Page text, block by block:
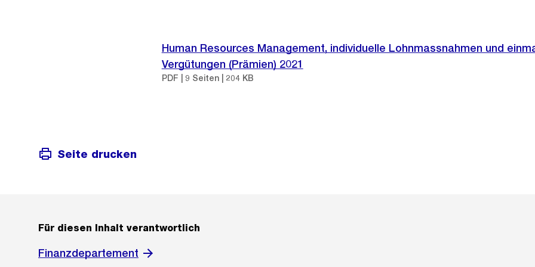
Human Resources Management, individuelle Lohnmassnahmen und
Vergütungen (Prämien) 2021
PDF | 9 Seiten | 204 KB
Seite drucken
Für diesen Inhalt verantwortlich
Finanzdepartement